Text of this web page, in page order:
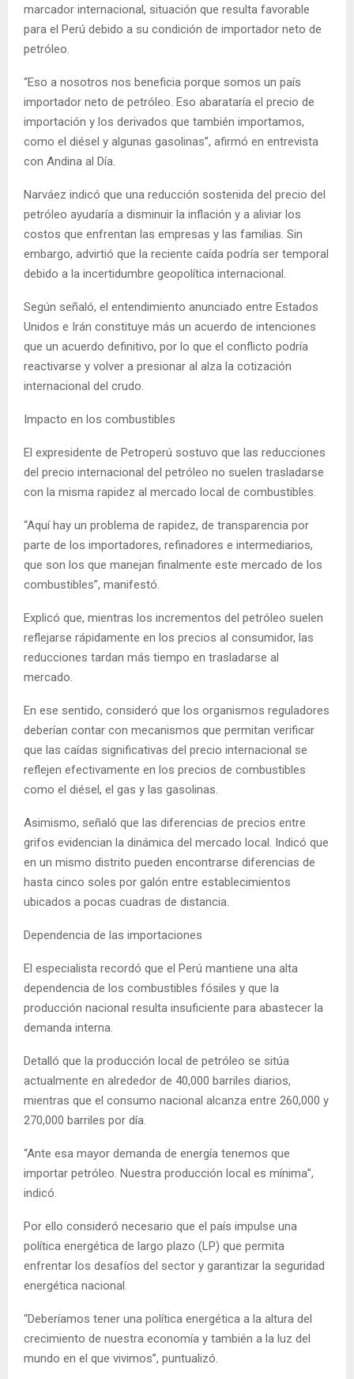
marcador internacional, situación que resulta favorable
para el Perú debido a su condición de importador neto de
petróleo.
“Eso a nosotros nos beneficia porque somos un país
importador neto de petróleo. Eso abarataría el precio de
importación y los derivados que también importamos,
como el diésel y algunas gasolinas”, afirmó en entrevista
con Andina al Día.
Narváez indicó que una reducción sostenida del precio del
petróleo ayudaría a disminuir la inflación y a aliviar los
costos que enfrentan las empresas y las familias. Sin
embargo, advirtió que la reciente caída podría ser temporal
debido a la incertidumbre geopolítica internacional.
Según señaló, el entendimiento anunciado entre Estados
Unidos e Irán constituye más un acuerdo de intenciones
que un acuerdo definitivo, por lo que el conflicto podría
reactivarse y volver a presionar al alza la cotización
internacional del crudo.
Impacto en los combustibles
El expresidente de Petroperú sostuvo que las reducciones
del precio internacional del petróleo no suelen trasladarse
con la misma rapidez al mercado local de combustibles.
“Aquí hay un problema de rapidez, de transparencia por
parte de los importadores, refinadores e intermediarios,
que son los que manejan finalmente este mercado de los
combustibles”, manifestó.
Explicó que, mientras los incrementos del petróleo suelen
reflejarse rápidamente en los precios al consumidor, las
reducciones tardan más tiempo en trasladarse al
mercado.
En ese sentido, consideró que los organismos reguladores
deberían contar con mecanismos que permitan verificar
que las caídas significativas del precio internacional se
reflejen efectivamente en los precios de combustibles
como el diésel, el gas y las gasolinas.
Asimismo, señaló que las diferencias de precios entre
grifos evidencian la dinámica del mercado local. Indicó que
en un mismo distrito pueden encontrarse diferencias de
hasta cinco soles por galón entre establecimientos
ubicados a pocas cuadras de distancia.
Dependencia de las importaciones
El especialista recordó que el Perú mantiene una alta
dependencia de los combustibles fósiles y que la
producción nacional resulta insuficiente para abastecer la
demanda interna.
Detalló que la producción local de petróleo se sitúa
actualmente en alrededor de 40,000 barriles diarios,
mientras que el consumo nacional alcanza entre 260,000 y
270,000 barriles por día.
“Ante esa mayor demanda de energía tenemos que
importar petróleo. Nuestra producción local es mínima”,
indicó.
Por ello consideró necesario que el país impulse una
política energética de largo plazo (LP) que permita
enfrentar los desafíos del sector y garantizar la seguridad
energética nacional.
“Deberíamos tener una política energética a la altura del
crecimiento de nuestra economía y también a la luz del
mundo en el que vivimos”, puntualizó.